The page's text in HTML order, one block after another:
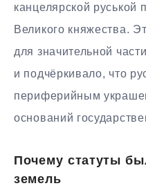
канцелярской руськой
Великого княжества.
для значительной
и подчёркивало, что
периферийным
оснований
Почему статуты
земель